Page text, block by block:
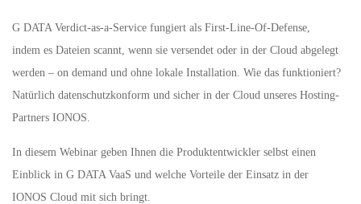
G DATA Verdict-as-a-Service fungiert als First-Line-Of-Defense,
indem es Dateien scannt, wenn sie versendet oder in der Cloud abgelegt
werden – on demand und ohne lokale Installation. Wie das funktioniert?
Natürlich datenschutzkonform und sicher in der Cloud unseres Hosting-
Partners IONOS.
In diesem Webinar geben Ihnen die Produktentwickler selbst einen
Einblick in G DATA VaaS und welche Vorteile der Einsatz in der
IONOS Cloud mit sich bringt.